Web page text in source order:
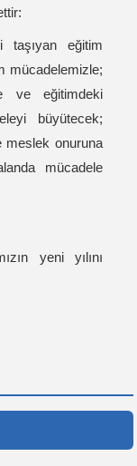
taşıyan eğitim
mücadelemizle;
ve eğitimdeki
büyütecek;
meslek onuruna
mücadele
yeni yılını